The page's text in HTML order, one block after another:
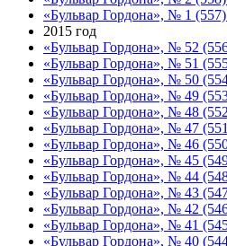
«Бульвар Гордона», № 1
2015 год
«Бульвар Гордона», № 52
«Бульвар Гордона», № 51
«Бульвар Гордона», № 50
«Бульвар Гордона», № 49
«Бульвар Гордона», № 48
«Бульвар Гордона», № 47
«Бульвар Гордона», № 46
«Бульвар Гордона», № 45
«Бульвар Гордона», № 44
«Бульвар Гордона», № 43
«Бульвар Гордона», № 42
«Бульвар Гордона», № 41
«Бульвар Гордона», № 40